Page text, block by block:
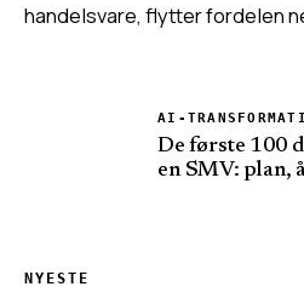
handelsvare, flytter fordelen
AI-
De første 100
en SMV: plan,
NYESTE